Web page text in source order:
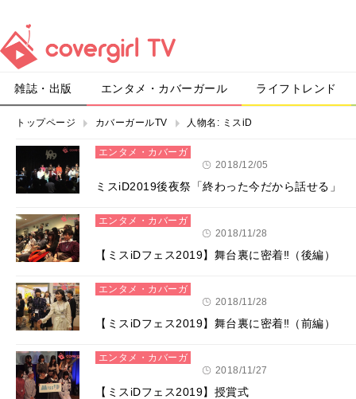
雑誌・出版 エンタメ・カバーガール ライフトレンド
トップページ カバーガールTV 人物名: ミスiD
エンタメ・カバーガ
2018/12/05
ミスiD2019後夜祭「終わった今だから話せる」
エンタメ・カバーガ
2018/11/28
【ミスiDフェス2019】舞台裏に密着‼（後編）
エンタメ・カバーガ
2018/11/28
【ミスiDフェス2019】舞台裏に密着‼（前編）
エンタメ・カバーガ
2018/11/27
【ミスiDフェス2019】授賞式